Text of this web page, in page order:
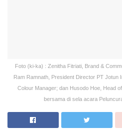
Foto (ki-ka) : Zenitha Fitriati, Brand &
Ram Ramnath, President Director PT Jotun
Colour Manager; dan Husodo Hoe, Head
bersama di sela acara